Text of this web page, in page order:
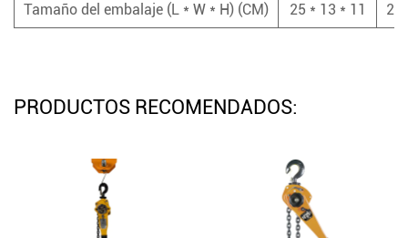
Tamaño del embalaje (L * W * H) (CM) 25 * 13 * 11 25
PRODUCTOS RECOMENDADOS: